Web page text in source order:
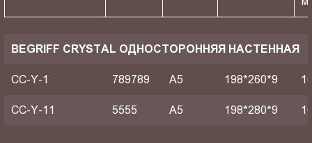
BEGRIFF CRYSTAL ОДНОСТОРОННЯЯ НАСТЕННАЯ
CC-Y-1 789789 A5 198*260*9
CC-Y-11 5555 A5 198*280*9